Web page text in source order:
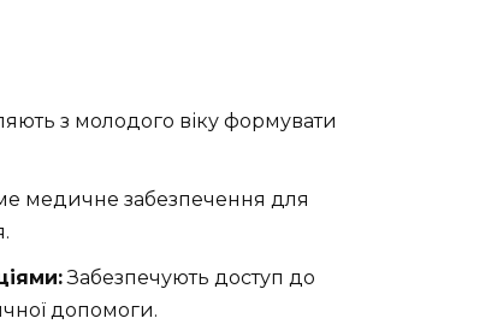
з молодого віку формувати
медичне забезпечення для
Забезпечують доступ до
допомоги.